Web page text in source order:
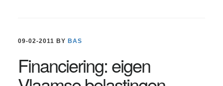
09-02-2011 BY BAS
Financiering: eigen